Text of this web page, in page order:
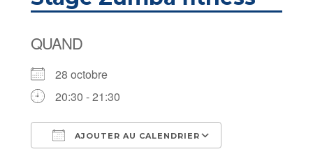
QUAND
28 octobre
20:30 - 21:30
AJOUTER AU CALENDRIER